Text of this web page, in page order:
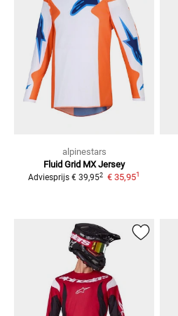
alpinestars
Fluid Grid MX Jersey
Adviesprijs € 39,952 € 35,951